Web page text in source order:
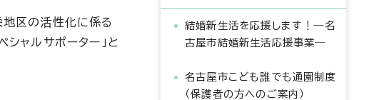
地区の活性化に係る
ャルサポーター」と
結婚新生活を応援します！―名
古屋市結婚新生活応援事業―
名古屋市こども誰でも通園制度
（保護者の方へのご案内）